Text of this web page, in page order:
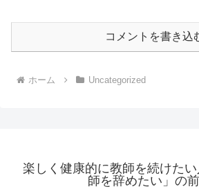
コメントを書き込
ホーム Uncategorized
楽しく健康的に教師を続けた
師を辞めたい」の